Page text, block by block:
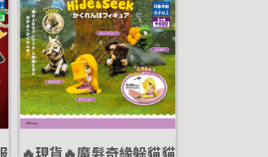
🔥現貨🔥魔髮奇緣躲貓貓